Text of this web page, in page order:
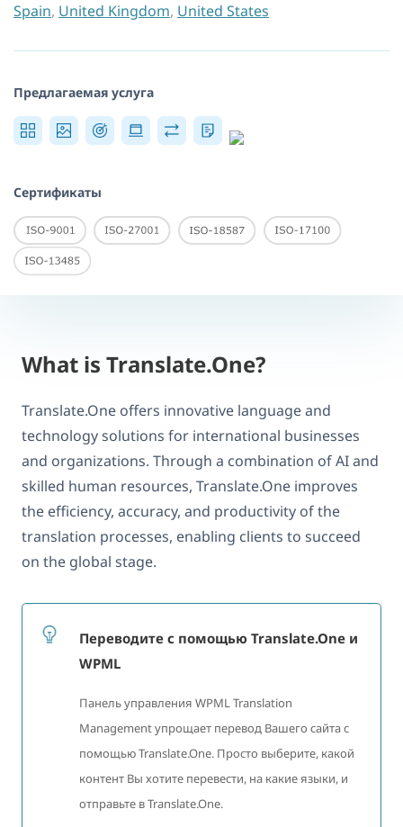
Spain, United Kingdom, United States
Предлагаемая услуга
Сертификаты
What is Translate.One?
Translate.One offers innovative language and
technology solutions for international businesses
and organizations. Through a combination of AI and
skilled human resources, Translate.One improves
the efficiency, accuracy, and productivity of the
translation processes, enabling clients to succeed
on the global stage.
Переводите с помощью Translate.One и
WPML
Панель управления WPML Translation
Management упрощает перевод Вашего сайта с
помощью Translate.One. Просто выберите, какой
контент Вы хотите перевести, на какие языки, и
отправьте в Translate.One.